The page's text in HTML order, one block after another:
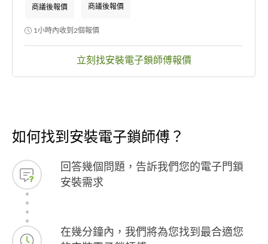
商議後報價
商議後報價
1小時內收到2個報價
立刻找安裝電子鎖師傅報價
如何找到安裝電子鎖師傅？
回答幾個問題，告訴我們您的電子門鎖
安裝需求
在幾分鐘內，我們將為您找到最合適您